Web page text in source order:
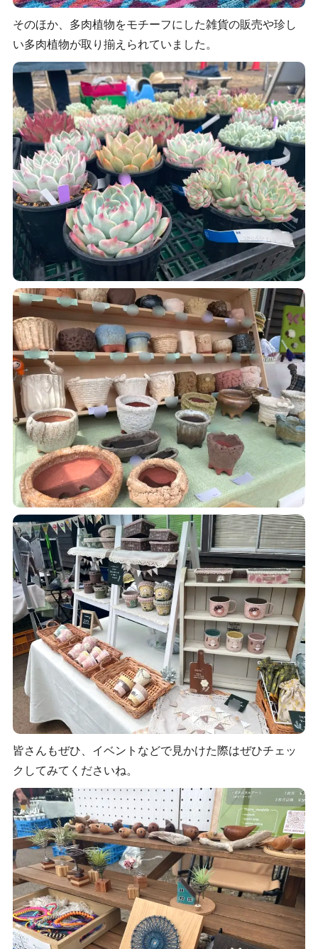
そのほか、多肉植物をモチーフにした雑貨の販売や珍し
い多肉植物が取り揃えられていました。
皆さんもぜひ、イベントなどで見かけた際はぜひチェッ
クしてみてくださいね。